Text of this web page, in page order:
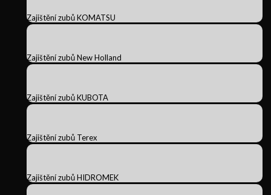
Zajištění zubů KOMATSU
Zajištění zubů New Holland
Zajištění zubů KUBOTA
Zajištění zubů Terex
Zajištění zubů HIDROMEK